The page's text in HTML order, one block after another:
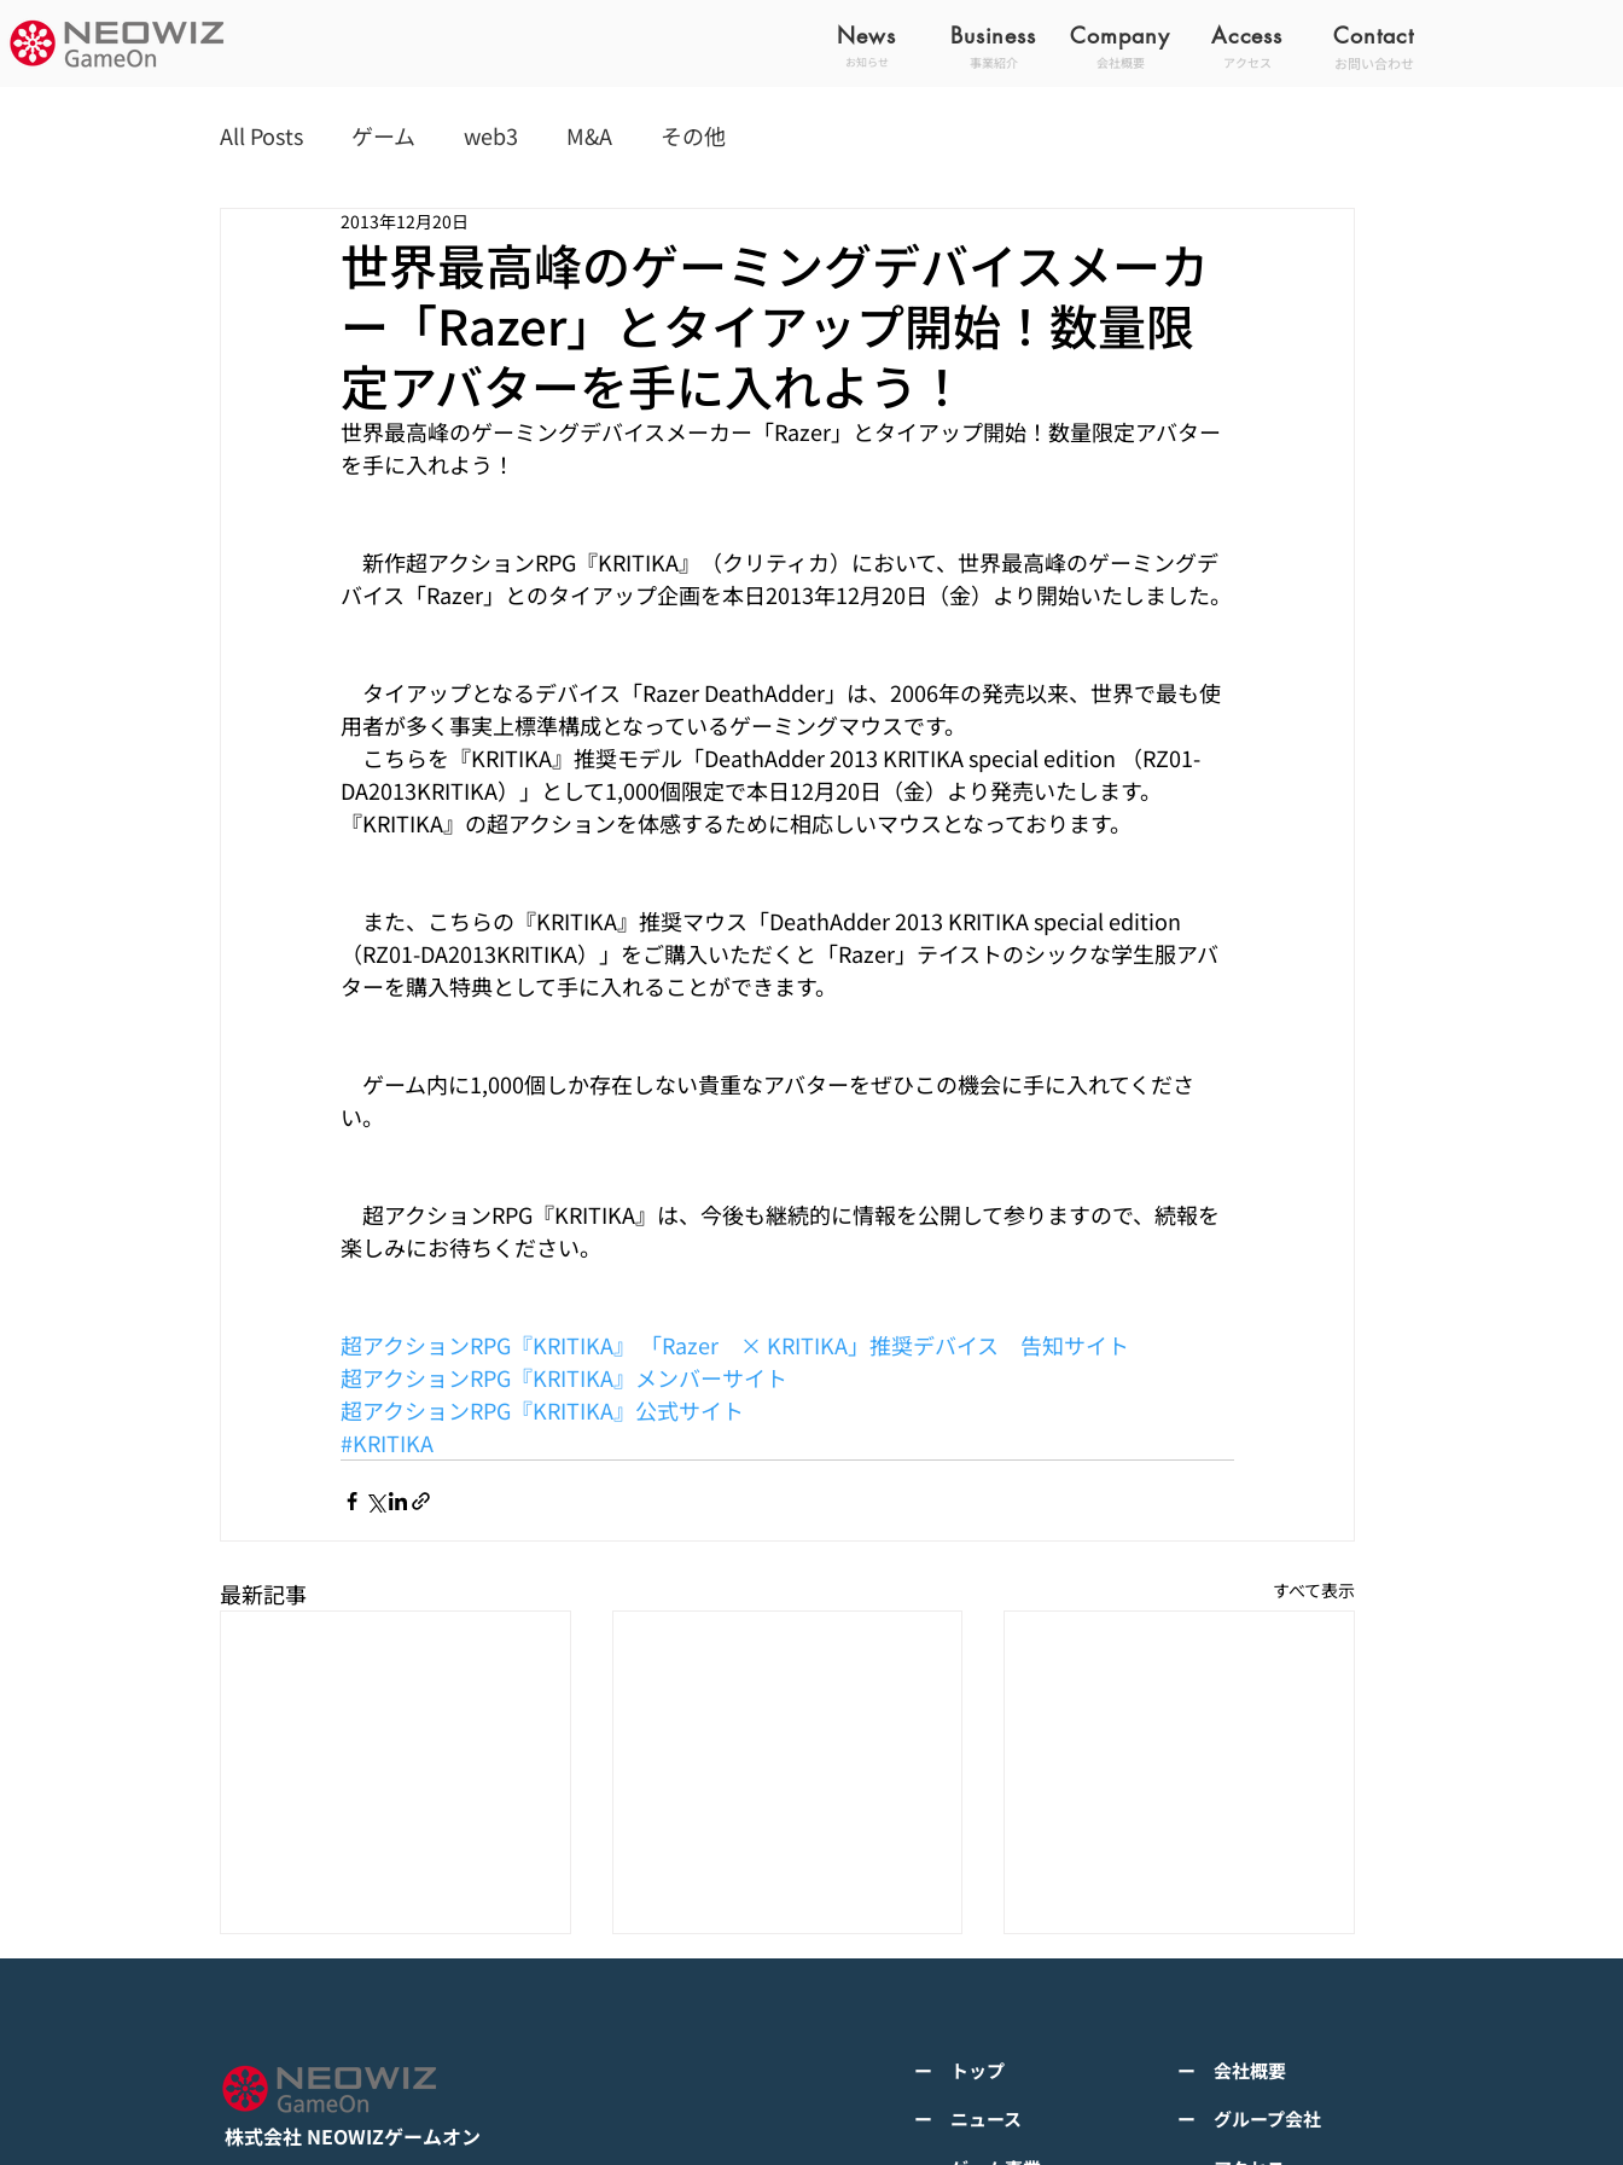
News Business
お知らせ 事業紹介
Access Contact
アクセス お問い合わせ
Company
会社概要
All Posts ゲーム web3 M&A その他
世界最高峰のゲーミングデバイスメーカ
ー「Razer」とタイアップ開始！数量限
定アバターを手に入れよう！
2013年12月20日
世界最高峰のゲーミングデバイスメーカー「Razer」とタイアップ開始！数量限定アバター
を手に入れよう！
新作超アクションRPG『KRITIKA』（クリティカ）において、世界最高峰のゲーミングデ
バイス「Razer」とのタイアップ企画を本日2013年12月20日（金）より開始いたしました。
タイアップとなるデバイス「Razer DeathAdder」は、2006年の発売以来、世界で最も使
用者が多く事実上標準構成となっているゲーミングマウスです。
こちらを『KRITIKA』推奨モデル「DeathAdder 2013 KRITIKA special edition （RZ01-
DA2013KRITIKA）」として1,000個限定で本日12月20日（金）より発売いたします。
『KRITIKA』の超アクションを体感するために相応しいマウスとなっております。
また、こちらの『KRITIKA』推奨マウス「DeathAdder 2013 KRITIKA special edition
（RZ01-DA2013KRITIKA）」をご購入いただくと「Razer」テイストのシックな学生服アバ
ターを購入特典として手に入れることができます。
ゲーム内に1,000個しか存在しない貴重なアバターをぜひこの機会に手に入れてくださ
い。
超アクションRPG『KRITIKA』は、今後も継続的に情報を公開して参りますので、続報を
楽しみにお待ちください。
超アクションRPG『KRITIKA』 「Razer　× KRITIKA」推奨デバイス　告知サイト
超アクションRPG『KRITIKA』メンバーサイト
超アクションRPG『KRITIKA』公式サイト
#KRITIKA
最新記事 すべて表示
けて正式リリース！
詳しくは下記PDFをご確認くださ
い。 【ゲームオン プレスリリ
ース】 モバイル新作『ぼのぼの
なにしてる？』 Google Play
超伝導体！最高のスリックバ
ス】 K-POPアイドル応援アプリ
のぼの なにしてる？』<span
class="space"></span>グロ
詳しくは下記PDFをご確認くださ
い。 【ゲームオン プレスリリ
ース】 TVアニメーション 『ぼの
株式会社 NEOWIZゲームオン
ー トップ
ー ニュース
ー 会社概要
ー グループ会社